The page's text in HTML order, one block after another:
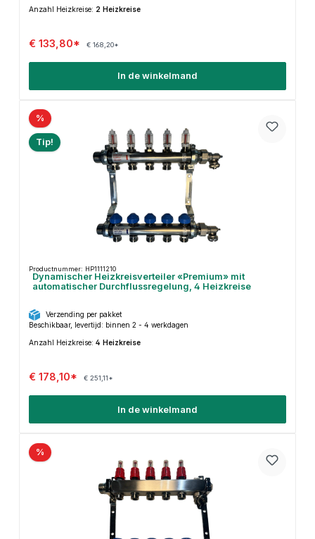
Anzahl Heizkreise: 2 Heizkreise
€ 133,80* € 168,20*
In de winkelmand
%
Tip!
Productnummer: HP1111210
Dynamischer Heizkreisverteiler «Premium» mit
automatischer Durchflussregelung, 4 Heizkreise
Verzending per pakket
Beschikbaar, levertijd: binnen 2 - 4 werkdagen
Anzahl Heizkreise: 4 Heizkreise
€ 178,10* € 251,11*
In de winkelmand
%